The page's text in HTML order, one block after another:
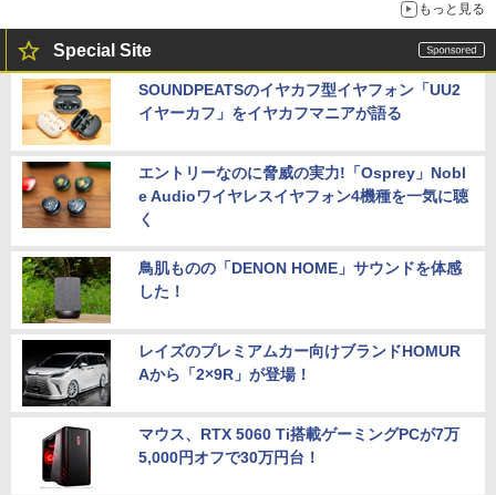
もっと見る
Special Site
SOUNDPEATSのイヤカフ型イヤフォン「UU2
イヤーカフ」をイヤカフマニアが語る
エントリーなのに脅威の実力!「Osprey」Nobl
e Audioワイヤレスイヤフォン4機種を一気に聴
く
鳥肌ものの「DENON HOME」サウンドを体感
した！
レイズのプレミアムカー向けブランドHOMUR
Aから「2×9R」が登場！
マウス、RTX 5060 Ti搭載ゲーミングPCが7万
5,000円オフで30万円台！